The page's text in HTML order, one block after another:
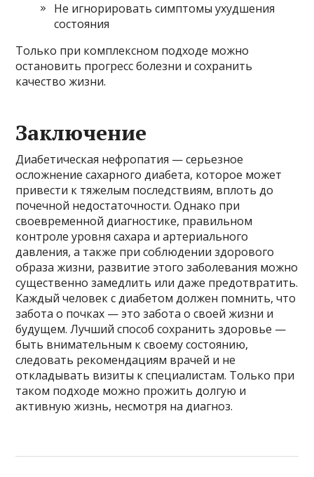
Не игнорировать симптомы ухудшения
состояния
Только при комплексном подходе можно
остановить прогресс болезни и сохранить
качество жизни.
Заключение
Диабетическая нефропатия — серьезное
осложнение сахарного диабета, которое может
привести к тяжелым последствиям, вплоть до
почечной недостаточности. Однако при
своевременной диагностике, правильном
контроле уровня сахара и артериального
давления, а также при соблюдении здорового
образа жизни, развитие этого заболевания можно
существенно замедлить или даже предотвратить.
Каждый человек с диабетом должен помнить, что
забота о почках — это забота о своей жизни и
будущем. Лучший способ сохранить здоровье —
быть внимательным к своему состоянию,
следовать рекомендациям врачей и не
откладывать визиты к специалистам. Только при
таком подходе можно прожить долгую и
активную жизнь, несмотря на диагноз.